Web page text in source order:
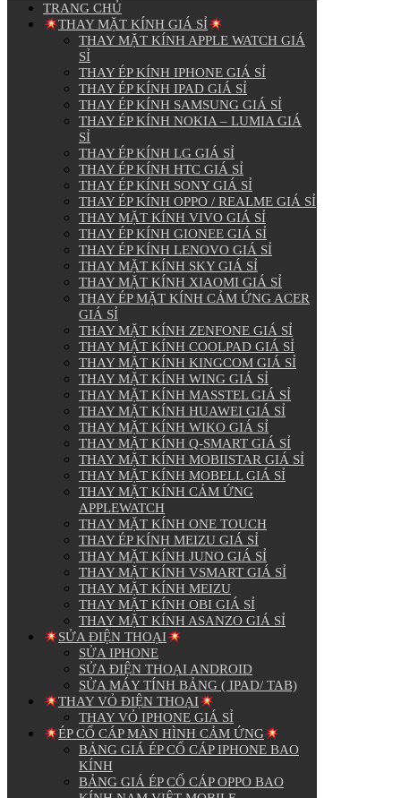
TRANG CHỦ
THAY MẶT KÍNH GIÁ SỈ
THAY MẶT KÍNH APPLE WATCH GIÁ
SỈ
THAY ÉP KÍNH IPHONE GIÁ SỈ
THAY ÉP KÍNH IPAD GIÁ SỈ
THAY ÉP KÍNH SAMSUNG GIÁ SỈ
THAY ÉP KÍNH NOKIA – LUMIA GIÁ
SỈ
THAY ÉP KÍNH LG GIÁ SỈ
THAY ÉP KÍNH HTC GIÁ SỈ
THAY ÉP KÍNH SONY GIÁ SỈ
THAY ÉP KÍNH OPPO / REALME GIÁ SỈ
THAY MẶT KÍNH VIVO GIÁ SỈ
THAY ÉP KÍNH GIONEE GIÁ SỈ
THAY ÉP KÍNH LENOVO GIÁ SỈ
THAY MẶT KÍNH SKY GIÁ SỈ
THAY MẶT KÍNH XIAOMI GIÁ SỈ
THAY ÉP MẶT KÍNH CẢM ỨNG ACER
GIÁ SỈ
THAY MẶT KÍNH ZENFONE GIÁ SỈ
THAY MẶT KÍNH COOLPAD GIÁ SỈ
THAY MẶT KÍNH KINGCOM GIÁ SỈ
THAY MẶT KÍNH WING GIÁ SỈ
THAY MẶT KÍNH MASSTEL GIÁ SỈ
THAY MẶT KÍNH HUAWEI GIÁ SỈ
THAY MẶT KÍNH WIKO GIÁ SỈ
THAY MẶT KÍNH Q-SMART GIÁ SỈ
THAY MẶT KÍNH MOBIISTAR GIÁ SỈ
THAY MẶT KÍNH MOBELL GIÁ SỈ
THAY MẶT KÍNH CẢM ỨNG
APPLEWATCH
THAY MẶT KÍNH ONE TOUCH
THAY ÉP KÍNH MEIZU GIÁ SỈ
THAY MẶT KÍNH JUNO GIÁ SỈ
THAY MẶT KÍNH VSMART GIÁ SỈ
THAY MẶT KÍNH MEIZU
THAY MẶT KÍNH OBI GIÁ SỈ
THAY MẶT KÍNH ASANZO GIÁ SỈ
SỬA ĐIỆN THOẠI
SỬA IPHONE
SỬA ĐIỆN THOẠI ANDROID
SỬA MÁY TÍNH BẢNG ( IPAD/ TAB)
THAY VỎ ĐIỆN THOẠI
THAY VỎ IPHONE GIÁ SỈ
ÉP CỔ CÁP MÀN HÌNH CẢM ỨNG
BẢNG GIÁ ÉP CỔ CÁP IPHONE BAO
KÍNH
BẢNG GIÁ ÉP CỔ CÁP OPPO BAO